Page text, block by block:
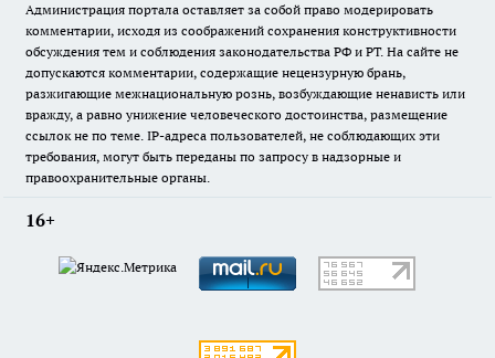
Администрация портала оставляет за собой право модерировать
комментарии, исходя из соображений сохранения конструктивности
обсуждения тем и соблюдения законодательства РФ и РТ. На сайте не
допускаются комментарии, содержащие нецензурную брань,
разжигающие межнациональную рознь, возбуждающие ненависть или
вражду, а равно унижение человеческого достоинства, размещение
ссылок не по теме. IP-адреса пользователей, не соблюдающих эти
требования, могут быть переданы по запросу в надзорные и
правоохранительные органы.
16+